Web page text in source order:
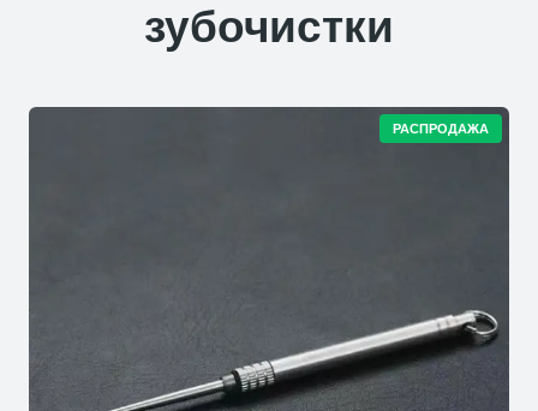
зубочистки
РАСПРОДАЖА
О
Е